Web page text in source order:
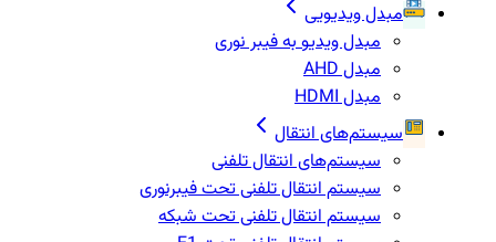
مبدل ویدیویی
مبدل ویدیو به فیبر نوری
مبدل AHD
مبدل HDMI
سیستم‌های انتقال
سیستم‌های انتقال تلفنی
سیستم انتقال تلفنی تحت فیبرنوری
سیستم انتقال تلفنی تحت شبکه